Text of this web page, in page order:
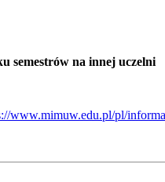
semestrów na innej uczelni
www.mimuw.edu.pl/pl/